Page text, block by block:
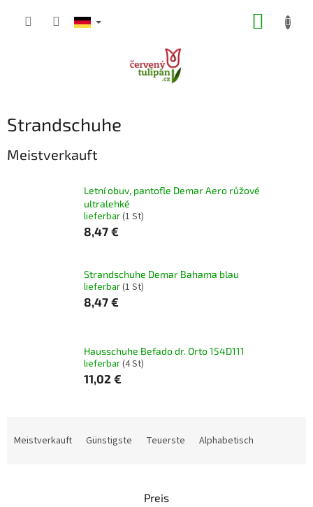
Strandschuhe
Meistverkauft
Letní obuv, pantofle Demar Aero růžové
ultralehké
lieferbar(1 St)
8,47 €
Strandschuhe Demar Bahama blau
lieferbar(1 St)
8,47 €
Hausschuhe Befado dr. Orto 154D111
lieferbar(4 St)
11,02 €
Meistverkauft Günstigste Teuerste Alphabetisch
Preis